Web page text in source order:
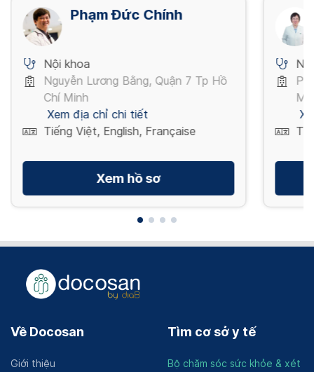
Phạm Đức Chính
Nội khoa
Nguyễn Lương Bằng, Quận 7 Tp Hồ
Chí Minh
Xem địa chỉ chi tiết
Tiếng Việt, English, Française
Xem hồ sơ
Về Docosan
Giới thiệu
Tìm cơ sở y tế
Bộ chăm sóc sức khỏe & xét